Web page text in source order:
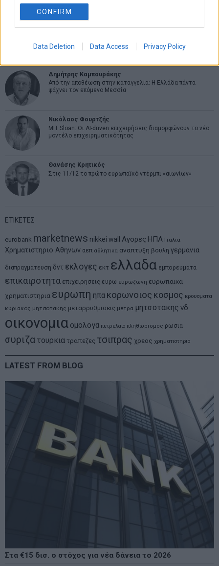
CONFIRM
Data Deletion Data Access Privacy Policy
Σταματίνα Σταματάκου
Δημήτρης Καμπουράκης
Από την αποθέωση στην καταγγελία: Η Ελλάδα πάντα
ψάχνει τον επόμενο Μεσσία
Νικόλαος Φουρτζής
MIT Sloan: Οι AI-driven επιχειρήσεις διαμορφώνουν το νέο
μοντέλο επιχειρηματικότητας
Θανάσης Κρητικός
Στις 11/12 το πρώτο ευρωπαϊκό ντέρμπι «αιωνίων»
ΕΤΙΚΕΤΕΣ
eurobank marketnews nikkei wall Αγορες ΗΠΑ Ιταλια
Χρηματιστηριο Αθηνων αεπ αθλητικα αναπτυξη βουλη γερμανια
διαπραγματευση δντ εκλογες εκτ ελλαδα εμπορευματα
επικαιροτητα επιχειρησεις ευρω ευρωζωνη ευρωπαικα
χρηματιστηρια ευρωπη ηπα κορωνοιος κοσμος κρουσματα
κυριακος μητσοτακης μεταρρυθμισεις μετρα μητσοτακης νδ
οικονομια ομολογα πετρελαιο πληθωρισμος ρωσια
συριζα τουρκια τραπεζες τσιπρας χρεος χρηματιστηριο
LATEST FROM BLOG
Στα €15 δισ. ο στόχος για νέα δάνεια το 2026